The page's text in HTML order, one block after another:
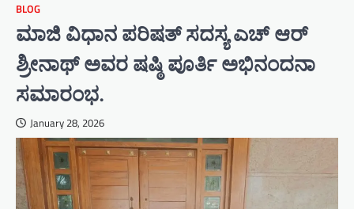
BLOG
ಮಾಜಿ ವಿಧಾನ ಪರಿಷತ್ ಸದಸ್ಯ ಎಚ್ ಆರ್
ಶ್ರೀನಾಥ್ ಅವರ ಷಷ್ಠಿ ಪೂರ್ತಿ ಅಭಿನಂದನಾ
ಸಮಾರಂಭ.
January 28, 2026